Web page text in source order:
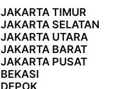
JAKARTA TIMUR
JAKARTA SELATAN
JAKARTA UTARA
JAKARTA BARAT
JAKARTA PUSAT
BEKASI
DEPOK